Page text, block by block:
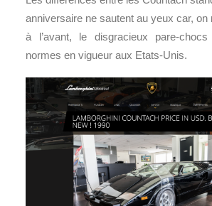
anniversaire ne sautent au yeux car, on
à l’avant, le disgracieux pare-
normes en vigueur aux Etats-Unis.